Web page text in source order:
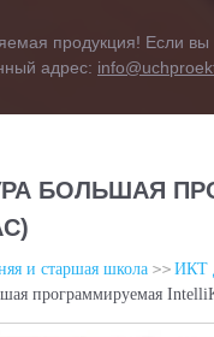
продукция! Если
адрес:
БОЛЬШАЯ
и старшая школа
ИКТ
программируемая